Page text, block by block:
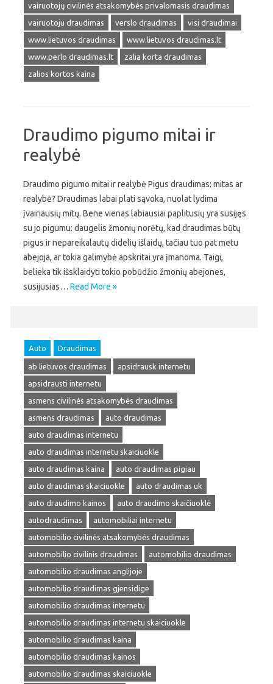
vairuotojų civilinės atsakomybės privalomasis draudimas
vairuotoju draudimas
verslo draudimas
visi draudimai
www.lietuvos draudimas
www.lietuvos draudimas.lt
www.perlo draudimas.lt
zalia korta draudimas
zalios kortos kaina
Draudimo pigumo mitai ir
realybė
Draudimo pigumo mitai ir realybė Pigus draudimas: mitas ar
realybė? Draudimas labai plati sąvoka, nuolat lydima
įvairiausių mitų. Bene vienas labiausiai paplitusių yra susijęs
su jo pigumu: daugelis žmonių norėtų, kad draudimas būtų
pigus ir nepareikalautų didelių išlaidų, tačiau tuo pat metu
abejoja, ar tokia galimybė apskritai yra įmanoma. Taigi,
belieka tik išsklaidyti tokio pobūdžio žmonių abejones,
susijusias… Read More »
Auto Draudimas
ab lietuvos draudimas
apsidrausk internetu
apsidrausti internetu
asmens civilinės atsakomybės draudimas
asmens draudimas
auto draudimas
auto draudimas internetu
auto draudimas internetu skaiciuokle
auto draudimas kaina
auto draudimas pigiau
auto draudimas skaiciuokle
auto draudimas uk
auto draudimo kainos
auto draudimo skaičiuoklė
autodraudimas
automobiliai internetu
automobilio civilinės atsakomybės draudimas
automobilio civilinis draudimas
automobilio draudimas
automobilio draudimas anglijoje
automobilio draudimas gjensidige
automobilio draudimas internetu
automobilio draudimas internetu skaiciuokle
automobilio draudimas kaina
automobilio draudimas kainos
automobilio draudimas skaiciuokle